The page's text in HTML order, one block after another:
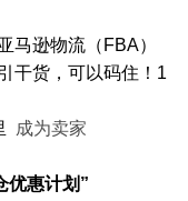
马逊物流（FBA）
干货，可以码住！1
成为卖家
优惠计划”